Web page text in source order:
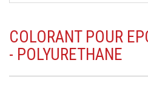
COLORANT POUR
- POLYURETHANE